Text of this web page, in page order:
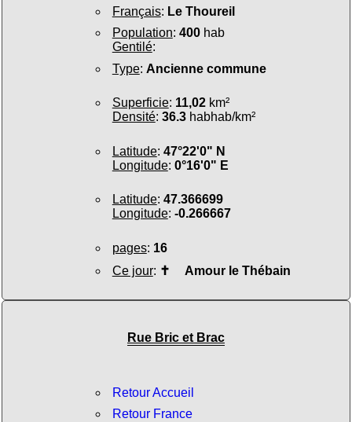
Français: Le Thoureil
Population: 400hab
Gentilé:
Type: Ancienne commune
Superficie: 11,02km²
Densité: 36.3habhab/km²
Latitude: 47°22'0" N
Longitude: 0°16'0" E
Latitude: 47.366699
Longitude: -0.266667
pages: 16
Ce jour: ✝ Amour le Thébain
Rue Bric et Brac
Retour Accueil
Retour France